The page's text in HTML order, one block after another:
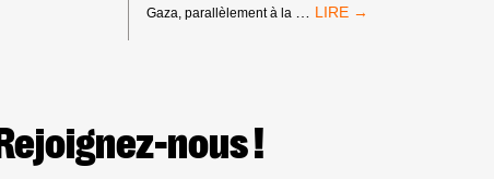
Gaza, parallèlement à la
MANDATS
Rejoignez-nous !